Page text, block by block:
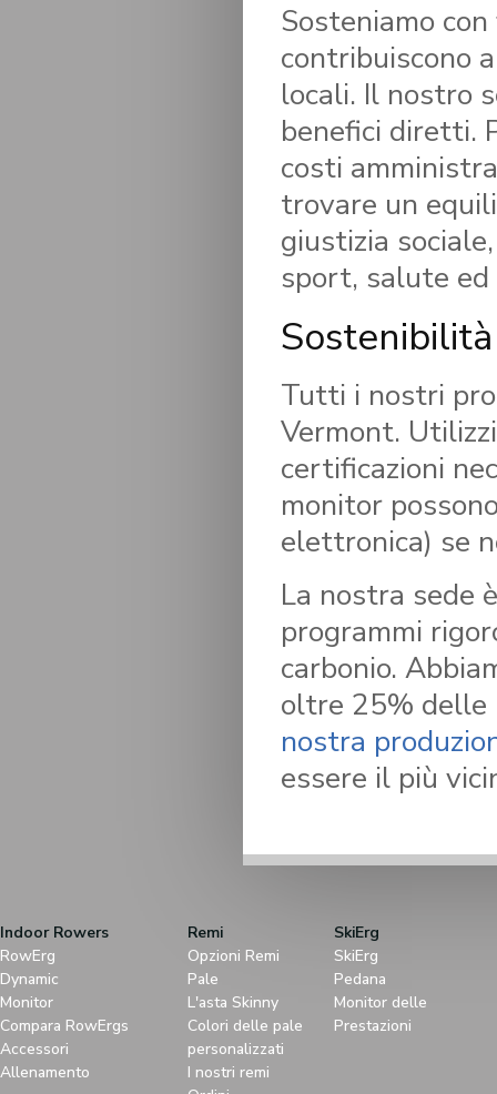
Sosteniamo
contribuiscono
locali. Il nostro
benefici diretti.
costi
trovare un
giustizia
sport, salute
Sostenibilità
Tutti i nostri
Vermont.
certificazioni
monitor
elettronica) se
La nostra sede
programmi
carbonio.
oltre 25% delle
nostra
essere il più
Indoor Rowers
RowErg
Dynamic
Monitor
Compara RowErgs
Accessori
Allenamento
Remi
Opzioni Remi
Pale
L'asta Skinny
Colori delle pale
personalizzati
I nostri remi
SkiErg
SkiErg
Pedana
Monitor delle
Prestazioni